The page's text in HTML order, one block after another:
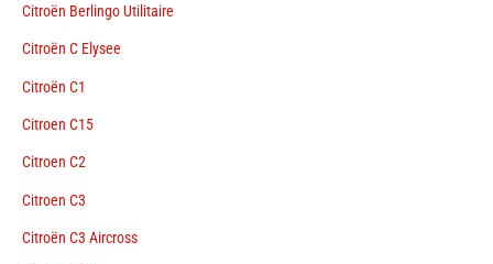
Citroën Berlingo Utilitaire
Citroën C Elysee
Citroën C1
Citroen C15
Citroen C2
Citroen C3
Citroën C3 Aircross